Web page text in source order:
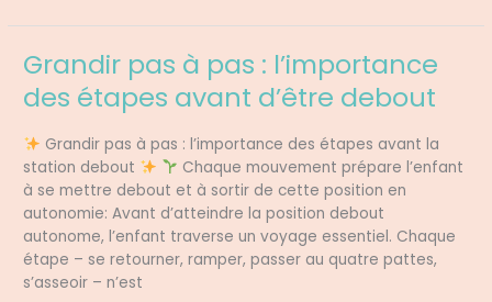
Grandir pas à pas : l’importance
des étapes avant d’être debout
Grandir pas à pas : l’importance des étapes avant la
station debout
Chaque mouvement prépare l’enfant
à se mettre debout et à sortir de cette position en
autonomie: Avant d’atteindre la position debout
autonome, l’enfant traverse un voyage essentiel. Chaque
étape – se retourner, ramper, passer au quatre pattes,
s’asseoir – n’est
Grandir
à
l’importance
des
étapes
avant
d’être
debout